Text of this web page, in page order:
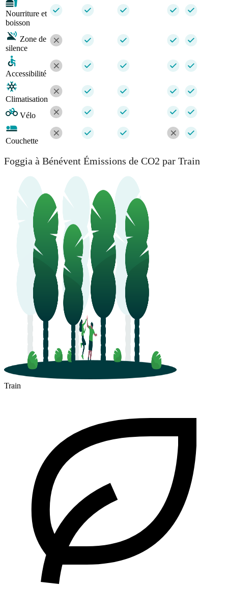
Nourriture et
boisson
Zone de
silence
Accessibilité
Climatisation
Vélo
Couchette
Foggia à Bénévent Émissions de CO2 par Train
Train